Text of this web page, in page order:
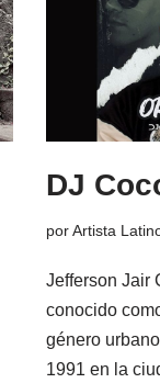
DJ
porArtista
Jefferson Jair
conocido
género
1991 en la